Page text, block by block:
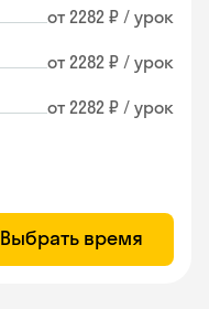
от 2282 ₽ / урок
от 2282 ₽ / урок
от 2282 ₽ / урок
Выбрать время